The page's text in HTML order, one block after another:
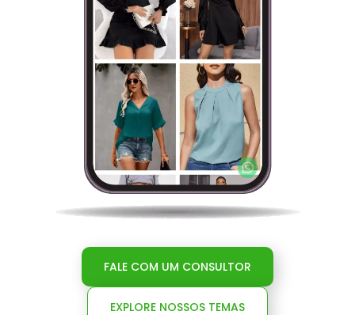
FALE COM UM CONSULTOR
EXPLORE NOSSOS TEMAS